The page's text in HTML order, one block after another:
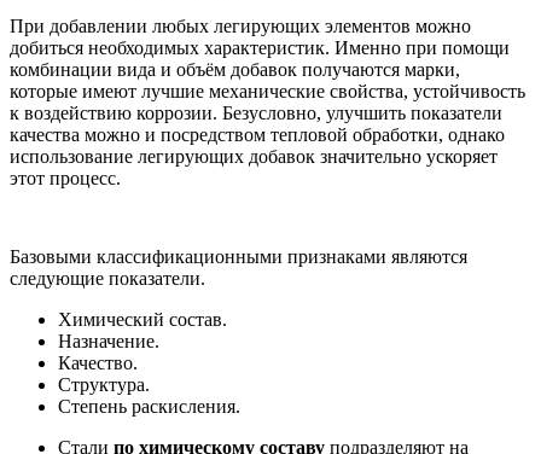
При добавлении любых легирующих элементов можно
добиться необходимых характеристик. Именно при помощи
комбинации вида и объём добавок получаются марки,
которые имеют лучшие механические свойства, устойчивость
к воздействию коррозии. Безусловно, улучшить показатели
качества можно и посредством тепловой обработки, однако
использование легирующих добавок значительно ускоряет
этот процесс.
Базовыми классификационными признаками являются
следующие показатели.
Химический состав.
Назначение.
Качество.
Структура.
Степень раскисления.
Стали по химическому составу подразделяют на